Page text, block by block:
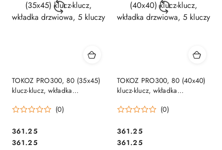
TOKOZ PRO300, 80 (35x45)
klucz-klucz, wkładka
(0)
Cena:
361.25
Cena:
361.25
TOKOZ PRO300, 80 (40x40)
klucz-klucz, wkładka
(0)
Cena:
361.25
Cena:
361.25